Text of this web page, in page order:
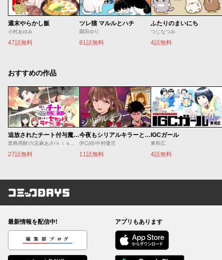
週末やらかし飯
小村あゆみ
47話無料
ツレ猫 マルルとハチ
園田ゆり
81話無料
ふたりのまいにち
つじなつみ
4話無料
おすすめの作品
追放されたチート付与魔術師は気ままなセカンドライフを謳歌する。 ～俺は武器だけじゃなく、あらゆるものに『強化ポイント』を付与できるし、俺の意思でいつでも効果を解除できるけど、残った人たち大丈夫？～
業務用餅/六志麻あさ/ｋｉｓｕｉ
27話無料
今夜もシリアルキラーと待ち合わせ
伊口紺/中村優児
11話無料
IGCガール
東和広
4話無料
コミックDAYS
最新情報を配信中!
編集部ブログ
アプリもあります